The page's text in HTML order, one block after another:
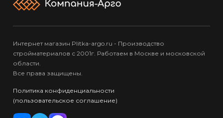
Интернет магазин Plitka-argo.ru - Производство
стройматериалов с 2001г. Работаем в Москве и московской
области.
Все права защищены.
Политика конфиденциальности
(пользовательское соглашение)